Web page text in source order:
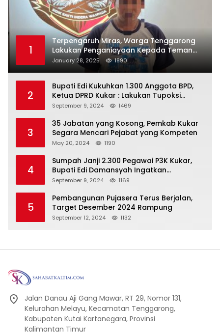
1
Terpengaruh Miras, Warga Tenggarong
Lakukan Penganiayaan Kepada Teman
Sendiri
January 28, 2025 1890
2
Bupati Edi Kukuhkan 1.300 Anggota BPD,
Ketua DPRD Kukar : Lakukan Tupoksi
Dengan Baik Untuk Wujudkan
September 9, 2024 1469
3
35 Jabatan yang Kosong, Pemkab Kukar
Segara Mencari Pejabat yang Kompeten
May 20, 2024 1190
4
Sumpah Janji 2.300 Pegawai P3K Kukar,
Bupati Edi Damansyah Ingatkan
Tanggung Jawab Baru
September 9, 2024 1169
5
Pembangunan Pujasera Terus Berjalan,
Target Desember 2024 Rampung
September 12, 2024 1132
Jalan Danau Aji Gang Mawar, RT 29, Nomor 131,
Kelurahan Melayu, Kecamatan Tenggarong,
Kabupaten Kutai Kartanegara, Provinsi
Kalimantan Timur